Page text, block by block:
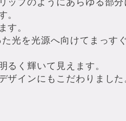
。
す。
光を光源へ向けてまっす
るく輝いて見えます。
インにもこだわりました